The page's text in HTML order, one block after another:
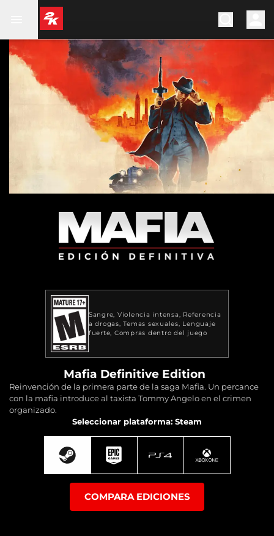
Sangre Violencia intensa
Referencia
a drogas Temas sexuales
Lenguaje
fuerte Compras dentro del juego
Mafia Definitive Edition
Reinvención de la primera parte de la saga Mafia. Un percance
con la mafia introduce al taxista Tommy Angelo en el crimen
organizado.
Seleccionar plataforma: Steam
COMPARA EDICIONES